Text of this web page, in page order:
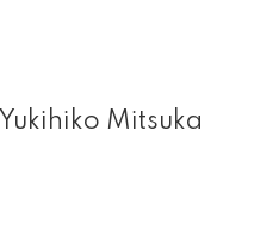
Yukihiko Mitsuka